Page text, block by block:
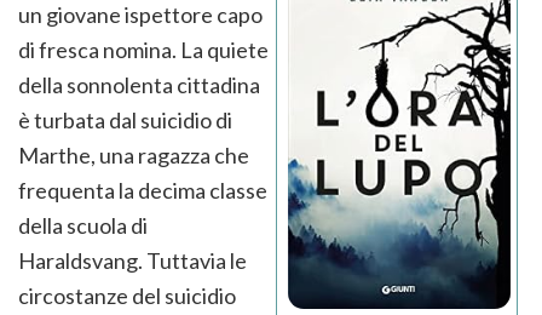
un giovane ispettore capo
di fresca nomina. La quiete
della sonnolenta cittadina
è turbata dal suicidio di
Marthe, una ragazza che
frequenta la decima classe
della scuola di
Haraldsvang. Tuttavia le
circostanze del suicidio